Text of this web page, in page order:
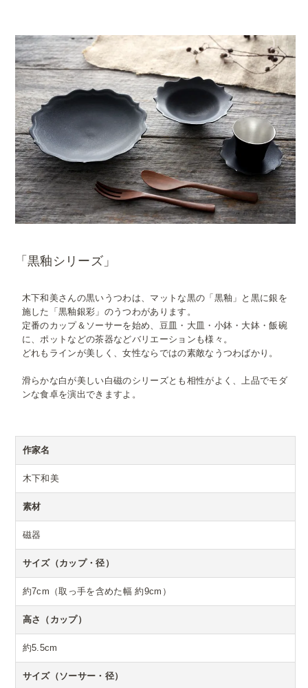
「黒釉シリーズ」
木下和美さんの黒いうつわは、マットな黒の「黒釉」と黒に銀を
施した「黒釉銀彩」のうつわがあります。
定番のカップ＆ソーサーを始め、豆皿・大皿・小鉢・大鉢・飯碗
に、ポットなどの茶器などバリエーションも様々。
どれもラインが美しく、女性ならではの素敵なうつわばかり。
滑らかな白が美しい白磁のシリーズとも相性がよく、上品でモダ
ンな食卓を演出できますよ。
作家名
木下和美
素材
磁器
サイズ（カップ・径）
約7cm（取っ手を含めた幅 約9cm）
高さ（カップ）
約5.5cm
サイズ（ソーサー・径）